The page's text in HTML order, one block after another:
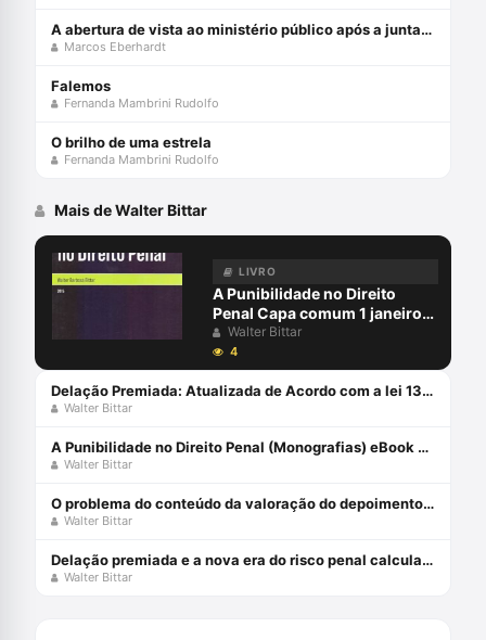
A abertura de vista ao ministério público após a juntada da resposta à acusação
Marcos Eberhardt
Falemos
Fernanda Mambrini Rudolfo
O brilho de uma estrela
Fernanda Mambrini Rudolfo
Mais de Walter Bittar
LIVRO
A Punibilidade no Direito
Penal Capa comum 1 janeiro
2015
Walter Bittar
4
Delação Premiada: Atualizada de Acordo com a lei 13.964/2019 Capa comum 14 julho 2020
Walter Bittar
A Punibilidade no Direito Penal (Monografias) eBook Kindle
Walter Bittar
O problema do conteúdo da valoração do depoimento dos delatores diante do conceito de justa causa para o regular exercício da ação penal
Walter Bittar
Delação premiada e a nova era do risco penal calculado
Walter Bittar